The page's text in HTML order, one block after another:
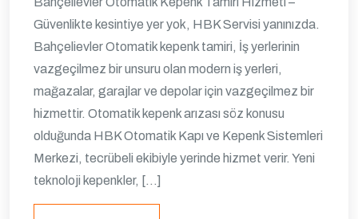
Güvenlikte kesintiye yer yok, HBK Servisi yanınızda.
Bahçelievler Otomatik kepenk tamiri, İş yerlerinin
vazgeçilmez bir unsuru olan modern iş yerleri,
mağazalar, garajlar ve depolar için vazgeçilmez bir
hizmettir. Otomatik kepenk arızası söz konusu
olduğunda HBK Otomatik Kapı ve Kepenk Sistemleri
Merkezi, tecrübeli ekibiyle yerinde hizmet verir. Yeni
teknoloji kepenkler, […]